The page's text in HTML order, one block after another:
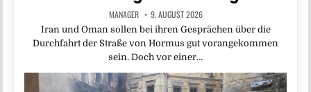
MANAGER 9. AUGUST 2026
Iran und Oman sollen bei ihren Gesprächen über die
Durchfahrt der Straße von Hormus gut vorangekommen
sein. Doch vor einer…